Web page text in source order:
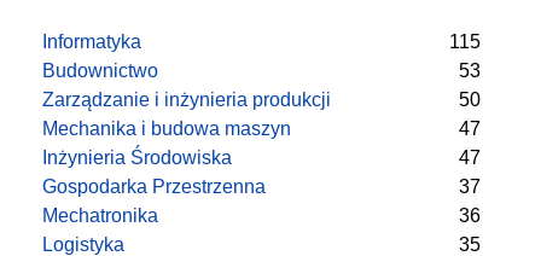
Informatyka
115
Budownictwo
53
Zarządzanie i inżynieria produkcji
50
Mechanika i budowa maszyn
47
Inżynieria Środowiska
47
Gospodarka Przestrzenna
37
Mechatronika
36
Logistyka
35